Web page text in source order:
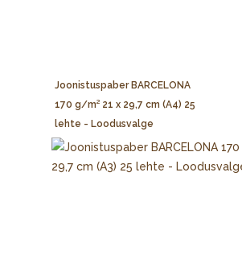
Joonistuspaber BARCELONA
170 g/m² 21 x 29,7 cm (A4) 25
lehte - Loodusvalge